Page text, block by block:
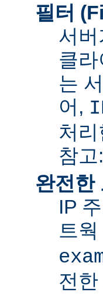
필터
서
클
는
어,
처
참고:
완전
IP
트
전